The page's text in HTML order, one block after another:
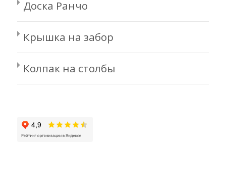
Доска Ранчо
Крышка на забор
Колпак на столбы